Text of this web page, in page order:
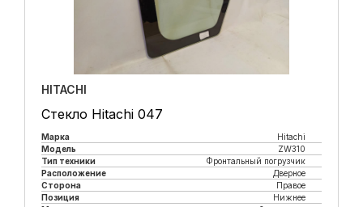
HITACHI
Стекло Hitachi 047
Марка
Hitachi
Модель
ZW310
Тип техники
Фронтальный погрузчик
Расположение
Дверное
Сторона
Правое
Позиция
Нижнее